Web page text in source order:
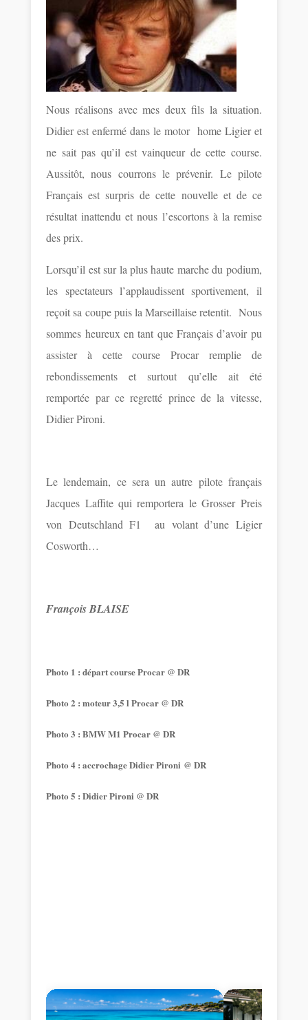
Nous réalisons avec mes deux fils la situation.
Didier est enfermé dans le motor home Ligier et
ne sait pas qu’il est vainqueur de cette course.
Aussitôt, nous courrons le prévenir. Le pilote
Français est surpris de cette nouvelle et de ce
résultat inattendu et nous l’escortons à la remise
des prix.
Lorsqu’il est sur la plus haute marche du podium,
les spectateurs l’applaudissent sportivement, il
reçoit sa coupe puis la Marseillaise retentit. Nous
sommes heureux en tant que Français d’avoir pu
assister à cette course Procar remplie de
rebondissements et surtout qu’elle ait été
remportée par ce regretté prince de la vitesse,
Didier Pironi.
Le lendemain, ce sera un autre pilote français
Jacques Laffite qui remportera le Grosser Preis
von Deutschland F1
au volant d’une Ligier
Cosworth…
François BLAISE
Photo 1 : départ course Procar @ DR
Photo 2 : moteur 3,5 l Procar @ DR
Photo 3 : BMW M1 Procar @ DR
Photo 4 : accrochage Didier Pironi @ DR
Photo 5 : Didier Pironi @ DR